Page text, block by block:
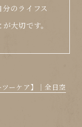
のライフス
大切です。
ーケア】｜全日空